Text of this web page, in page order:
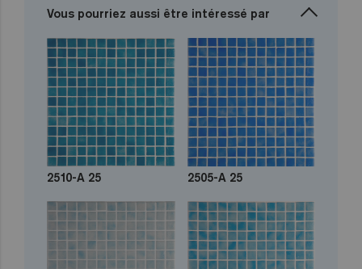
Vous pourriez aussi être intéressé par
2510-A 25 2505-A 25